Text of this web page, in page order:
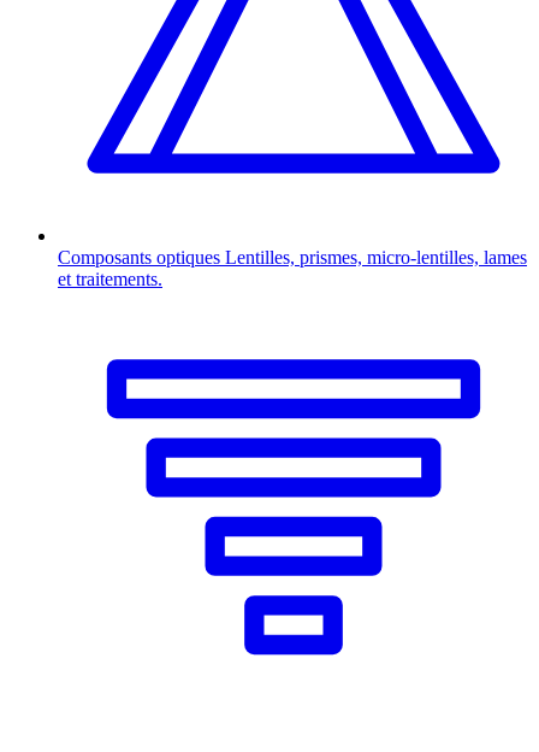
Composants optiques Lentilles, prismes, micro-lentilles, lames
et traitements.